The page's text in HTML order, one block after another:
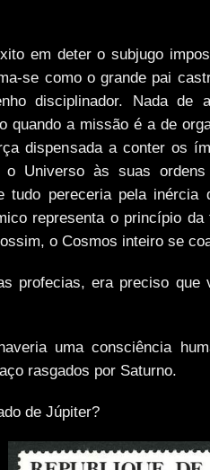
em deter o subjugo
se como o grande pai
disciplinador. Nada de
quando a missão é a de
dispensada a conter os
o Universo às suas
tudo pereceria pela inércia
representa o princípio da
o Cosmos inteiro se
profecias, era preciso que
uma consciência
rasgados por Saturno.
de Júpiter?